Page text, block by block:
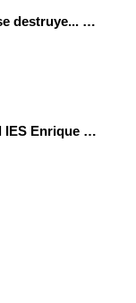
La energía ni se crea ni se destruye... ¡se experimenta! El Tierno en la Feria Madrid es Ciencia 2026
El Gabinete de Física del IES Enrique Tierno Galván de Parla (Curso 25-26)